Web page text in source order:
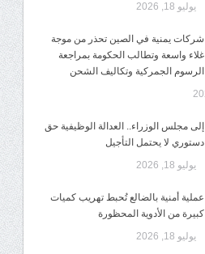
يوليو 18, 2026
شركات يمنية في الصين تحذر من موجة
غلاء واسعة وتطالب الحكومة بمراجعة
الرسوم الجمركية وتكاليف الشحن
إلى مجلس الوزراء.. العدالة الوظيفية حق
دستوري لا يحتمل التأجيل
يوليو 18, 2026
عملية أمنية بالضالع تُحبط تهريب كميات
كبيرة من الأدوية المحظورة
يوليو 18, 2026